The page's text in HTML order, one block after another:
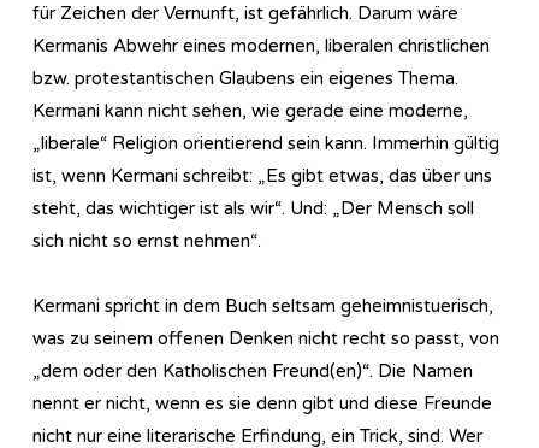
für Zeichen der Vernunft, ist gefährlich. Darum wäre
Kermanis Abwehr eines modernen, liberalen christlichen
bzw. protestantischen Glaubens ein eigenes Thema.
Kermani kann nicht sehen, wie gerade eine moderne,
„liberale“ Religion orientierend sein kann. Immerhin gültig
ist, wenn Kermani schreibt: „Es gibt etwas, das über uns
steht, das wichtiger ist als wir“. Und: „Der Mensch soll
sich nicht so ernst nehmen“.
Kermani spricht in dem Buch seltsam geheimnistuerisch,
was zu seinem offenen Denken nicht recht so passt, von
„dem oder den Katholischen Freund(en)“. Die Namen
nennt er nicht, wenn es sie denn gibt und diese Freunde
nicht nur eine literarische Erfindung, ein Trick, sind. Wer